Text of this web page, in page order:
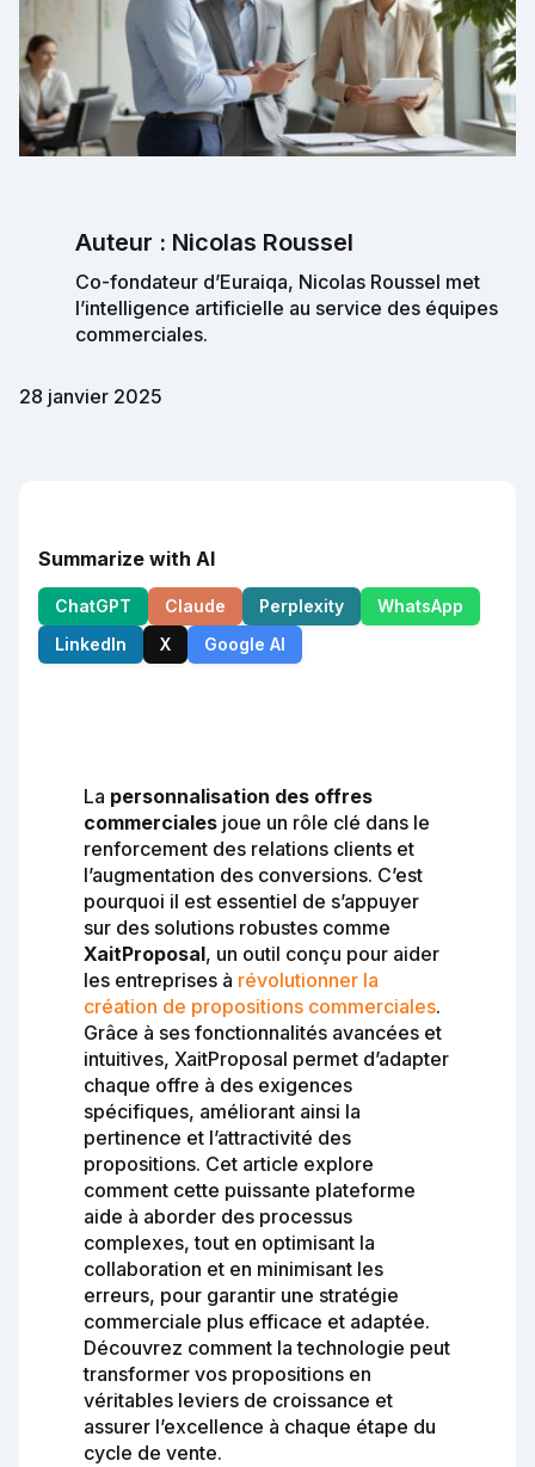
Auteur : Nicolas Roussel
Co-fondateur d’Euraiqa, Nicolas Roussel met
l’intelligence artificielle au service des équipes
commerciales.
28 janvier 2025
Summarize with AI
ChatGPT Claude Perplexity
WhatsApp
LinkedIn
X Google AI
La personnalisation des offres
commerciales joue un rôle clé dans le
renforcement des relations clients et
l’augmentation des conversions. C’est
pourquoi il est essentiel de s’appuyer
sur des solutions robustes comme
XaitProposal, un outil conçu pour aider
les entreprises à révolutionner la
création de propositions commerciales.
Grâce à ses fonctionnalités avancées et
intuitives, XaitProposal permet d’adapter
chaque offre à des exigences
spécifiques, améliorant ainsi la
pertinence et l’attractivité des
propositions. Cet article explore
comment cette puissante plateforme
aide à aborder des processus
complexes, tout en optimisant la
collaboration et en minimisant les
erreurs, pour garantir une stratégie
commerciale plus efficace et adaptée.
Découvrez comment la technologie peut
transformer vos propositions en
véritables leviers de croissance et
assurer l’excellence à chaque étape du
cycle de vente.